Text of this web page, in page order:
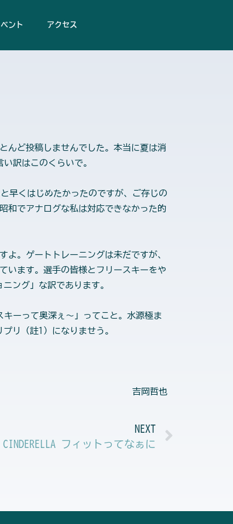
ント アクセス
んど投稿しませんでした。本当に夏は消
訳はこのくらいで。
早くはじめたかったのですが、ご存じの
和でアナログな私は対応できなかった的
。ゲートトレーニングは未だですが、
います。選手の皆様とフリースキーをや
ング」な訳であります。
ーって奥深ぇ～」ってこと。水源極ま
リ（註1）になりませう。
吉岡哲也
NEXT
CINDERELLA フィットってなぁに